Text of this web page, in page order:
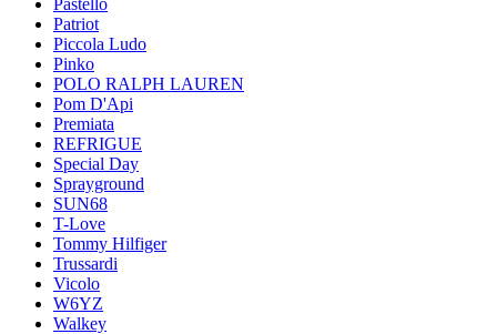
Pastello
Patriot
Piccola Ludo
Pinko
POLO RALPH LAUREN
Pom D'Api
Premiata
REFRIGUE
Special Day
Sprayground
SUN68
T-Love
Tommy Hilfiger
Trussardi
Vicolo
W6YZ
Walkey